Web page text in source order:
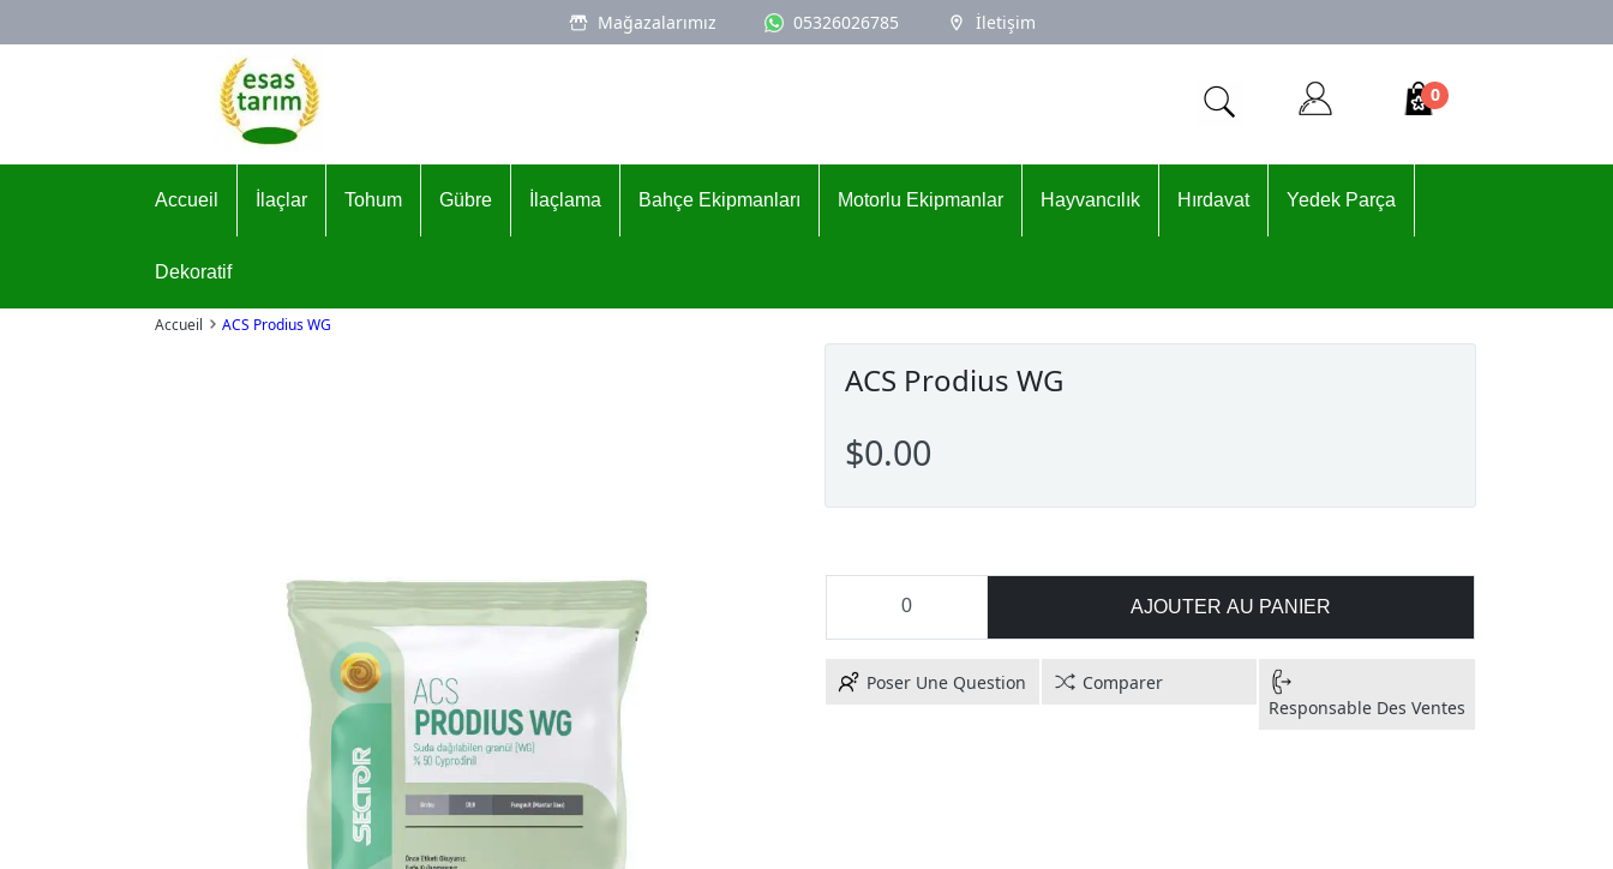
Mağazalarımız 05326026785 İletişim
Logo
0
Accueil İlaçlar Tohum Gübre İlaçlama Bahçe Ekipmanları Motorlu Ekipmanlar Hayvancılık Hırdavat Yedek Parça
Dekoratif
Accueil ACS Prodius WG
ACS Prodius WG
$0.00
AJOUTER AU PANIER
Poser Une Question
Comparer
Responsable Des Ventes